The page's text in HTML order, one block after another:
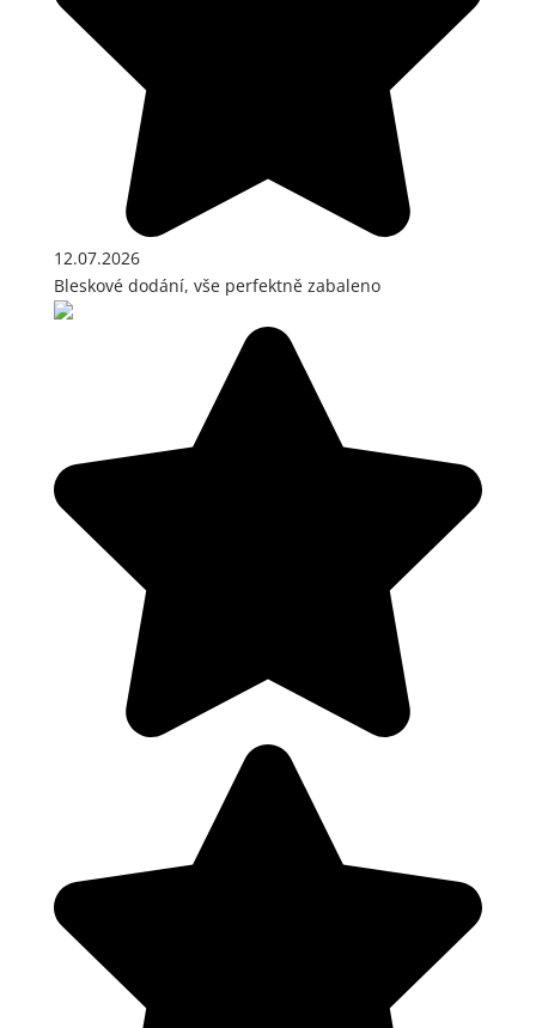
12.07.2026
Bleskové dodání, vše perfektně zabaleno